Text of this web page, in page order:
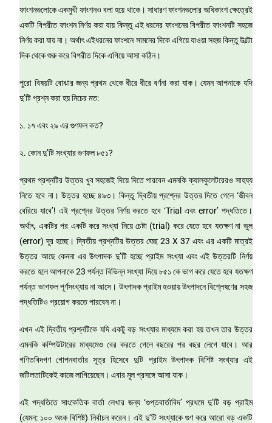
ফাংশনগুলোকে একমুখী ফাংশনও বলা হয়ে থাকে। সাধারণ ফাংশনগুলোর অধিকাংশ ক্ষেত্রেই
একটি বিপরীত ফাংশন নির্ণয় করা যায় কিন্তু এই ধরনের ফাংশনের বিপরীত ফাংশনটি সহজে
নির্ণয় করা যায় না। অর্থাৎ এইধরনের ফাংশনে সামনের দিকে এগিয়ে যাওয়া সহজ কিন্তু উল্টো
দিক থেকে শুরু করে বিপরীত দিকে এগিয়ে আসা কঠিন।
পুরো বিষয়টি বোঝার জন্য প্রথম থেকে ধীরে ধীরে বর্ণনা করা যাক। যেমন আপনাকে যদি
দু’টি প্রশ্ন করা হয় নিচের মত:
১. ১৭ এবং ২৯ এর গুণফল কত?
২. কোন দু’টি সংখ্যার গুণফল ৮৫১?
প্রথম প্রশ্নটির উত্তর খুব সহজেই দিয়ে দিতে পারবেন এমনকি ক্যালকুলেটরেরও সাহয্য
নিতে হবে না। উত্তর হচ্ছে ৪৯৩। কিন্তু দ্বিতীয় প্রশ্নের উত্তর দিতে গেলে ‘জীবন
বেরিয়ে যাবে’! এই প্রশ্নের উত্তর নির্ণয় করতে হবে ‘Trial এবং error’ পদ্ধতিতে।
অর্থাৎ, একটির পর একটি করে সংখ্যা নিয়ে চেষ্টা (trial) করে যেতে হবে যতক্ষণ না ভুল
(error) দূর হচ্ছে। দ্বিতীয় প্রশ্নটির উত্তর হ্চ্ছে 23 X 37 এবং এর একটি মাত্রই
উত্তর আছে কেননা এর উৎপাদক দু’টি হচ্ছে প্রাইম সংখ্যা এবং এই উত্তরটি নির্ণয়
করতে হলে আপনাকে 23 পর্যন্ত বিভিন্ন সংখ্যা দিয়ে ৮৫১ কে ভাগ করে যেতে হবে যতক্ষণ
পর্যন্ত ভাগফল পূর্ণসংখ্যায় না আসে। উৎপাদক প্রাইম হওয়ায় উৎপাদনে বিশ্লেষণের সহজ
পদ্ধতিটিও প্রয়োগ করতে পারবেন না।
এখন এই দ্বিতীয় প্রশ্নটিকে যদি একটু বড় সংখ্যার মাধ্যমে করা হয় তখন তার উত্তর
এমনকি কম্পিউটারের মাধ্যমেও বের করতে গেলে বছরের পর বছর লেগে যাবে। আর
গণিতবিদগণ গোপনবার্তার সূত্র হিসেবে দুটি প্রাইম উৎপাদক বিশিষ্ট সংখ্যার এই
জটিলতাটিকেই কাজে লাগিয়েছেন। এবার মূল প্রসঙ্গে আসা যাক।
এই পদ্ধতিতে সাংকেতিক বার্তা লেখার জন্য ‘গুপ্তবার্তাবিদ’ প্রথমে দু’টি বড় প্রাইম
(যেমন: ১০০ অংক বিশিষ্ট) নির্বাচন করেন। এই দু’টি সংখ্যাকে গুণ করে আরো বড় একটি